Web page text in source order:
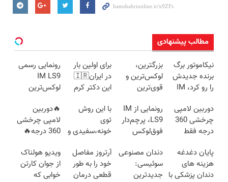
مطالب پیشنهادی
نیکاموتور برگ
برنده جدیدش
را رو کرد، IM
بازار ایران شد
بزرگترین،
لوکس‌ترین و
قوی‌ترین
EREV در در
ایران رونمایی
شد
برای اولین بار
در ایران🇮🇷
این دکتر کرم
روزه ساخت!
رونمایی رسمی
IM LS9
لوکس‌ترین
دوربین لامپی
چرخشی 360
درجه فقط
🔥 پرداخت
درب منزل
رونمایی از IM
LS9، پرچم‌دار
فوق‌لوکس
ایران شد
با این روش
توی
خونه،سفیدی و
برگردون
(40%off)
🔥دوربین
لامپی چرخشی
360 درجه🔥
منزل + گارانتی
تعویض
پایان دغدغه
هزینه های
دندان پزشکی با
دندان مصنوعی
سوئیسی:
جدیدترین
آرتروز مفاصل
خود را به طور
قطعی درمان
ویدیو هولناک
از جوان کارتن
خوابی که